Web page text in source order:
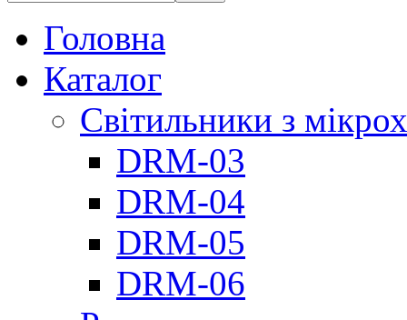
Головна
Каталог
Світильники з
DRM-03
DRM-04
DRM-05
DRM-06